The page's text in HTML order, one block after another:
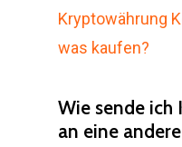
Kryptowährung
was kaufen?
Wie sende ich
an eine